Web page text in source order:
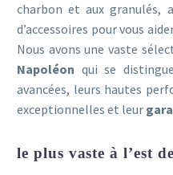
charbon et aux granulés,
d’accessoires pour vous
Nous avons une vaste
Napoléon qui se
avancées, leurs hautes
exceptionnelles et leur
le plus vaste à l’est